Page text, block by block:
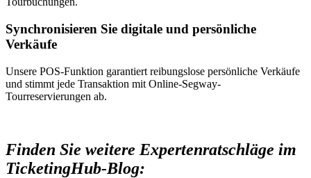
Synchronisieren Sie digitale und persönliche
Verkäufe
Unsere POS-Funktion garantiert reibungslose persönliche Verkäufe
und stimmt jede Transaktion mit Online-Segway-
Tourreservierungen ab.
Finden Sie weitere Expertenratschläge im
TicketingHub-Blog: